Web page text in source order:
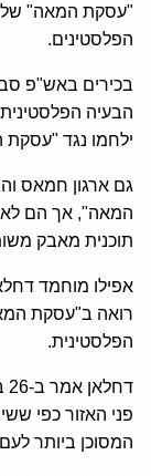
"עסקת המאה" של
הפלסטינים.
בכירים באש"פ
הבעיה
ילחמו נגד
גם ארגון חמאס
המאה", אך הם לא
תוכנית מאבק
אפילו מוחמד
רואה ב"עסקת
הפלסטינית.
פני האזור כפי
המסוכן ביותר